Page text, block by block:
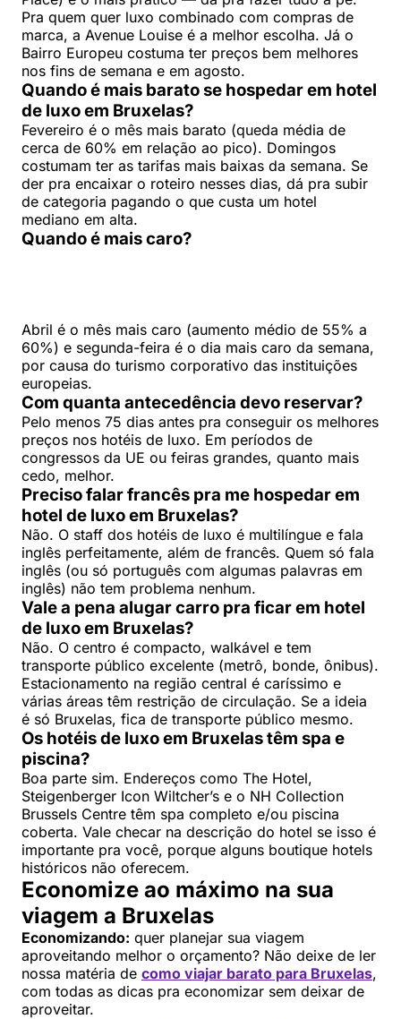
Pra quem quer luxo combinado com compras de
marca, a Avenue Louise é a melhor escolha. Já o
Bairro Europeu costuma ter preços bem melhores
nos fins de semana e em agosto.
Quando é mais barato se hospedar em hotel
de luxo em Bruxelas?
Fevereiro é o mês mais barato (queda média de
cerca de 60% em relação ao pico). Domingos
costumam ter as tarifas mais baixas da semana. Se
der pra encaixar o roteiro nesses dias, dá pra subir
de categoria pagando o que custa um hotel
mediano em alta.
Quando é mais caro?
Abril é o mês mais caro (aumento médio de 55% a
60%) e segunda-feira é o dia mais caro da semana,
por causa do turismo corporativo das instituições
europeias.
Com quanta antecedência devo reservar?
Pelo menos 75 dias antes pra conseguir os melhores
preços nos hotéis de luxo. Em períodos de
congressos da UE ou feiras grandes, quanto mais
cedo, melhor.
Preciso falar francês pra me hospedar em
hotel de luxo em Bruxelas?
Não. O staff dos hotéis de luxo é multilíngue e fala
inglês perfeitamente, além de francês. Quem só fala
inglês (ou só português com algumas palavras em
inglês) não tem problema nenhum.
Vale a pena alugar carro pra ficar em hotel
de luxo em Bruxelas?
Não. O centro é compacto, walkável e tem
transporte público excelente (metrô, bonde, ônibus).
Estacionamento na região central é caríssimo e
várias áreas têm restrição de circulação. Se a ideia
é só Bruxelas, fica de transporte público mesmo.
Os hotéis de luxo em Bruxelas têm spa e
piscina?
Boa parte sim. Endereços como The Hotel,
Steigenberger Icon Wiltcher’s e o NH Collection
Brussels Centre têm spa completo e/ou piscina
coberta. Vale checar na descrição do hotel se isso é
importante pra você, porque alguns boutique hotels
históricos não oferecem.
Economize ao máximo na sua
viagem a Bruxelas
Economizando: quer planejar sua viagem
aproveitando melhor o orçamento? Não deixe de ler
nossa matéria de como viajar barato para Bruxelas,
com todas as dicas pra economizar sem deixar de
aproveitar.